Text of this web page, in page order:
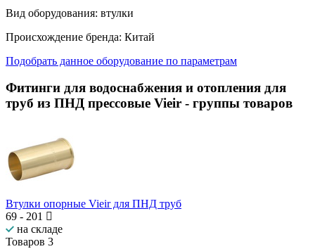
Вид оборудования: втулки
Происхождение бренда: Китай
Подобрать данное оборудование по параметрам
Фитинги для водоснабжения и отопления для
труб из ПНД прессовые Vieir - группы товаров
Втулки опорные Vieir для ПНД труб
69 - 201
на складе
Товаров 3